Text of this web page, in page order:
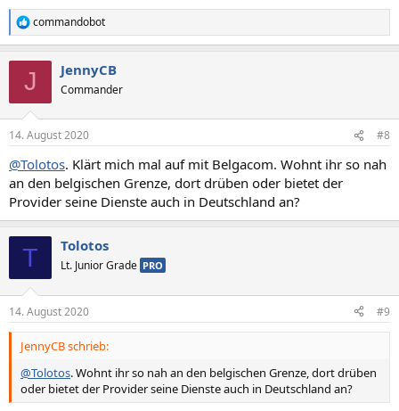
R
e
e
:
commandobot
J JennyCB
Commander
14. August 2020 #8
@Tolotos. Klärt mich mal auf mit Belgacom. Wohnt ihr so nah
an den belgischen Grenze, dort drüben oder bietet der
Provider seine Dienste auch in Deutschland an?
T Tolotos
Lt. Junior Grade PRO
14. August 2020 #9
JennyCB schrieb:
@Tolotos. Wohnt ihr so nah an den belgischen Grenze, dort drüben
oder bietet der Provider seine Dienste auch in Deutschland an?